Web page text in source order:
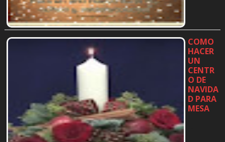
COMO
HACER
UN
CENTR
O DE
NAVIDA
D PARA
MESA